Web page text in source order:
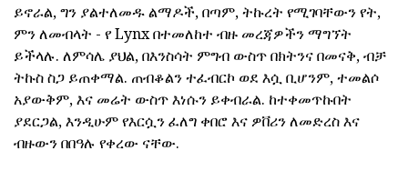
ይኖራል, ግን ያልተለመዱ ልማዶች, በጣም, ትኩረት የሚገባቸውን የት,
ምን ለመብላት - የ Lynx በተመለከተ ብዙ መረጃዎችን ማግኘት
ይችላሉ. ለምሳሌ ያህል, በእንስሳት ምግብ ውስጥ በክትንና በመናቅ, ብቻ
ትኩስ ስጋ ይጠቀማል. ጠብቆልን ተፈብርኮ ወደ እሷ ቢሆንም, ተመልሶ
አያውቅም, እና መሬት ውስጥ እነሱን ይቀብራል. ከተቀመጥኩበት
ያደርጋል, እንዲሁም የእርሷን ፈለግ ቀበሮ እና ዎቨሪን ለመድረስ እና
ብዙውን በበዓሉ የቀረው ናቸው.